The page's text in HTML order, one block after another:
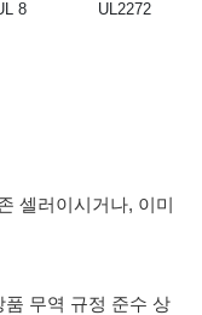
8 UL2272
셀러이시거나, 이미
무역 규정 준수 상